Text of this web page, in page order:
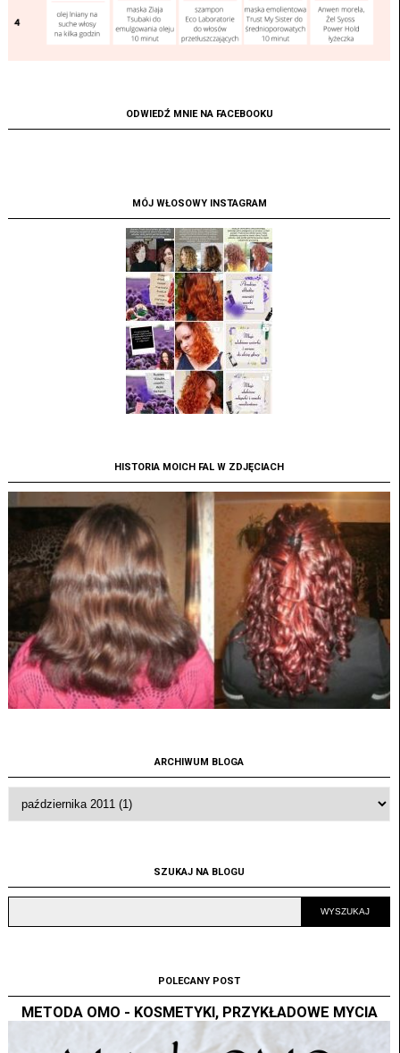
ODWIEDŹ MNIE NA FACEBOOKU
MÓJ WŁOSOWY INSTAGRAM
HISTORIA MOICH FAL W ZDJĘCIACH
ARCHIWUM BLOGA
SZUKAJ NA BLOGU
POLECANY POST
METODA OMO - KOSMETYKI, PRZYKŁADOWE MYCIA